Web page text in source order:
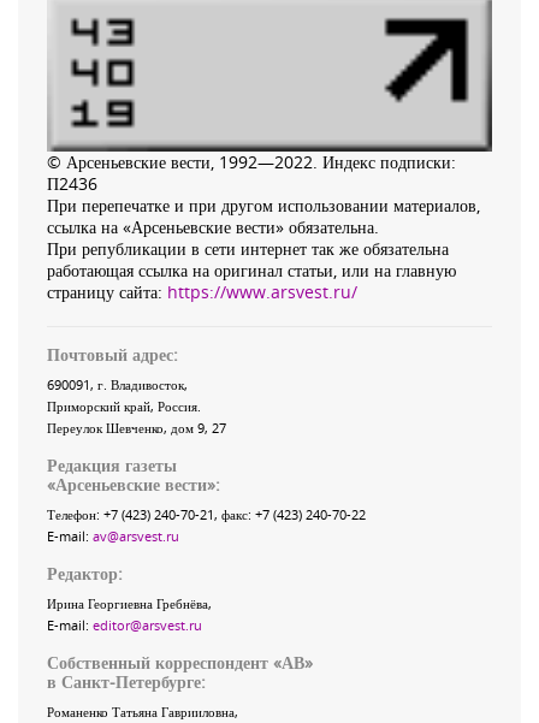
© Арсеньевские вести, 1992—2022. Индекс подписки:
П2436
При перепечатке и при другом использовании материалов,
ссылка на «Арсеньевские вести» обязательна.
При републикации в сети интернет так же обязательна
работающая ссылка на оригинал статьи, или на главную
страницу сайта: https://www.arsvest.ru/
Почтовый адрес:
690091, г. Владивосток,
Приморский край, Россия
Переулок Шевченко, дом 9, 27
Редакция газеты
«Арсеньевские вести»:
Телефон: +7 (423) 240-70-21, факс: +7 (423) 240-70-22
E-mail: av@arsvest.ru
Редактор:
Ирина Георгиевна Гребнёва,
E-mail: editor@arsvest.ru
Собственный корреспондент «АВ»
в Санкт-Петербурге:
Романенко Татьяна Гаврииловна,